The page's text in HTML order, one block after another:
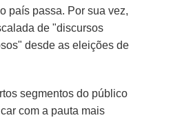
país passa. Por sua vez,
de "discursos
desde as eleições de
segmentos do público
com a pauta mais